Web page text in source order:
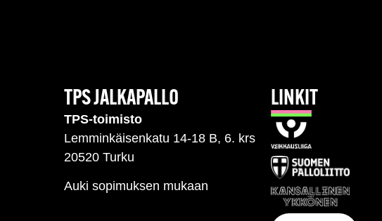
TPS JALKAPALLO
TPS-toimisto
Lemminkäisenkatu 14-18 B, 6. krs
20520 Turku
Auki sopimuksen mukaan
LINKIT